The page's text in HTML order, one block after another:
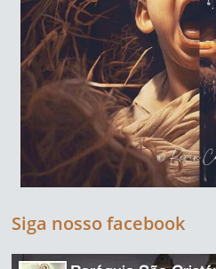
Siga nosso facebook